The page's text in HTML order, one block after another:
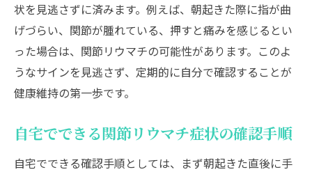
状を見逃さずに済みます。例えば、朝起きた際に指が曲
げづらい、関節が腫れている、押すと痛みを感じるとい
った場合は、関節リウマチの可能性があります。このよ
うなサインを見逃さず、定期的に自分で確認することが
健康維持の第一歩です。
自宅でできる関節リウマチ症状の確認手順
自宅でできる確認手順としては、まず朝起きた直後に手